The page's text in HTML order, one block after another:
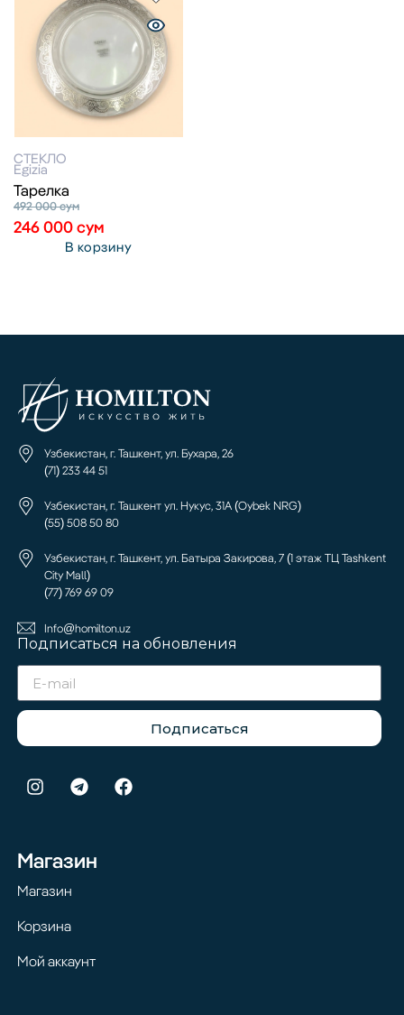
СТЕКЛО
Egizia
Тарелка
492 000сум
246 000сум
В корзину
Узбекистан, г. Ташкент, ул. Бухара, 26
(71) 233 44 51
Узбекистан, г. Ташкент ул. Нукус, 31А (Oybek NRG)
(55) 508 50 80
Узбекистан, г. Ташкент, ул. Батыра Закирова, 7 (1 этаж ТЦ Tashkent
City Mall)
(77) 769 69 09
Info@homilton.uz
Подписаться на обновления
Подписаться
Магазин
Магазин
Корзина
Мой аккаунт